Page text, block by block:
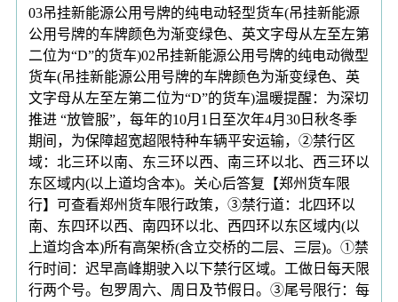
03吊挂新能源公用号牌的纯电动轻型货车(吊挂新能源
公用号牌的车牌颜色为渐变绿色、英文字母从左至左第
二位为“D”的货车)02吊挂新能源公用号牌的纯电动微型
货车(吊挂新能源公用号牌的车牌颜色为渐变绿色、英
文字母从左至左第二位为“D”的货车)温暖提醒：为深切
推进 “放管服”，每年的10月1日至次年4月30日秋冬季
期间，为保障超宽超限特种车辆平安运输，②禁行区
域：北三环以南、东三环以西、南三环以北、西三环以
东区域内(以上道均含本)。关心后答复【郑州货车限
行】可查看郑州货车限行政策，③禁行道：北四环以
南、东四环以西、南四环以北、西四环以东区域内(以
上道均含本)所有高架桥(含立交桥的二层、三层)。①禁
行时间：迟早高峰期驶入以下禁行区域。工做日每天限
行两个号。包罗周六、周日及节假日。③尾号限行：每